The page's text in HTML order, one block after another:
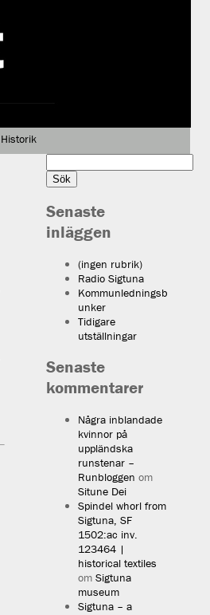
Historik
efter:
Senaste
inläggen
(ingen rubrik)
Radio Sigtuna
Kommunledningsb
unker
Tidigare
utställningar
Senaste
kommentarer
Några inblandade
kvinnor på
uppländska
runstenar –
Runbloggen om
Situne Dei
Spindel whorl from
Sigtuna, SF
1502:ac inv.
123464 |
historical textiles
omSigtuna
museum
Sigtuna – a